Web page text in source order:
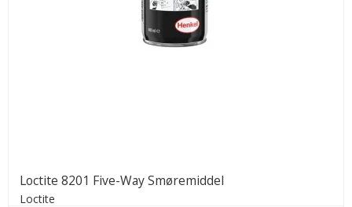
Loctite 8201 Five-Way Smøremiddel
Loctite